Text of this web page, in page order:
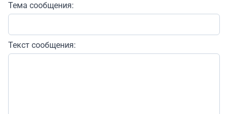
Тема сообщения:
Текст сообщения: